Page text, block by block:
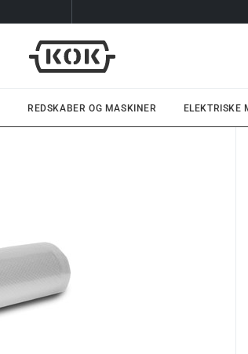
REDSKABER OG MASKINER ELEKTRISKE